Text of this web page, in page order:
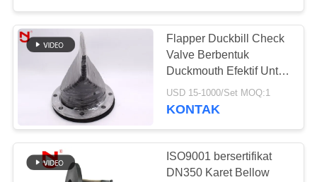
KONTROL
KUALITAS
HUBUNGI
BERITA
Sambungan
Ekspansi Karet
EPDM
33
Flapper Duckbill Check
Valve Berbentuk
Duckmouth Efektif Untuk
Menguras Limbah
USD 15-1000/Set MOQ:1
KONTAK
ISO9001 bersertifikat
DN350 Karet Bellow